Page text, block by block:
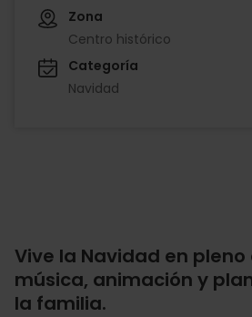
Zona
Centro histórico
Categoría
Navidad
Vive la Navidad en
música, animación y
la familia.